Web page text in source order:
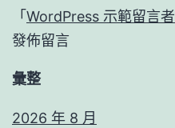
「 WordPress 示範留言者
發佈留言
彙整
2026 年 8 月